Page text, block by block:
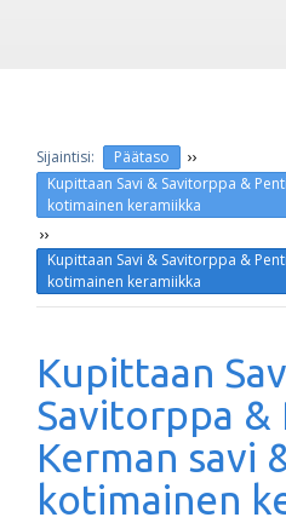
Päätaso ››
Kupittaan Savi & Savitorppa &
kotimainen keramiikka
››
Kupittaan Savi & Savitorppa &
kotimainen keramiikka
Kupittaan
Savitorppa &
Kerman savi
kotimainen